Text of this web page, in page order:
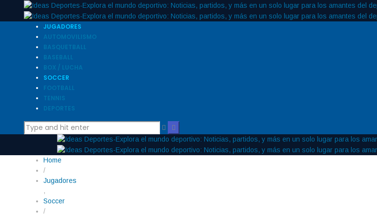
JUGADORES
AUTOMOVILISMO
BASQUETBALL
BASEBALL
BOX / LUCHA
SOCCER
FOOTBALL
TENNIS
DEPORTES
Home
/
Jugadores
,
Soccer
/